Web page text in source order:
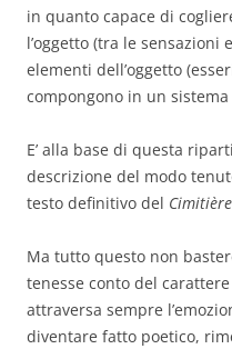
in quanto capace di
l’oggetto (tra le
elementi dell’oggetto
compongono in un
E’ alla base di questa
descrizione del modo
testo definitivo del
Ma tutto questo non
tenesse conto del
attraversa sempre
diventare fatto poetico,